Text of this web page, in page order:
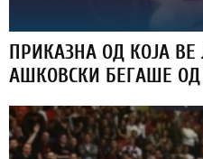
ПРИКАЗНА ОД КОЈА
АШКОВСКИ БЕГАШЕ